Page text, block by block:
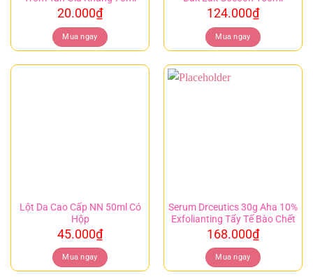
20.000₫
Mua ngay
124.000₫
Mua ngay
Lột Da Cao Cấp NN 50ml Có
Hộp
45.000₫
Mua ngay
Serum Drceutics 30g Aha 10%
Exfolianting Tẩy Tế Bào Chết
168.000₫
Mua ngay